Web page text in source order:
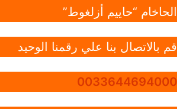
الحاخام “حاييم أزلغوط”
قم بالاتصال بنا علي رقمنا الوحيد
0033644694000